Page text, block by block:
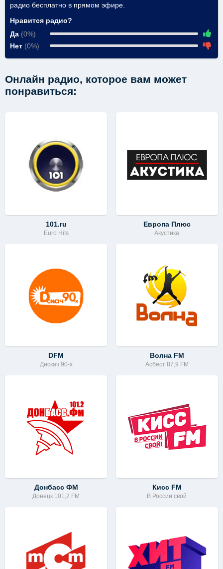
радио бесплатно в прямом эфире.
Нравится радио?
Да (0%)
Нет (0%)
Онлайн радио, которое вам может
понравиться:
101.ru
Euro Hits
Европа Плюс
Акустика
DFM
Дискач 90-х
Волна FM
Асбест 87,9 FM
Донбасс ФМ
Донецк 101,2 FM
Кисс FM
В России свой